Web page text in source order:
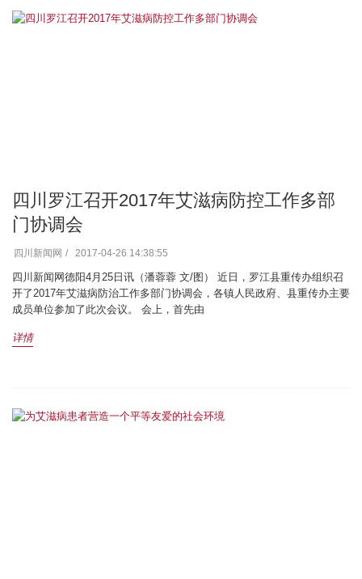
四川罗江召开2017年艾滋病防控工作多部
门协调会
四川新闻网 2017-04-26 14:38:55
四川新闻网德阳4月25日讯（潘蓉蓉 文/图） 近日，罗江县重传办组织召
开了2017年艾滋病防治工作多部门协调会，各镇人民政府、县重传办主要
成员单位参加了此次会议。 会上，首先由
详情